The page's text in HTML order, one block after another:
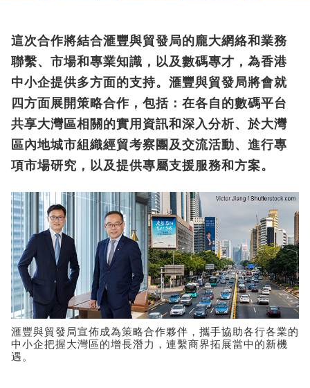
這次合作將結合滙豐與貿發局的龐大網絡和業務
聯繫、市場和專業知識，以及數碼專才，為香港
中小企提供多方面的支持。滙豐與貿發局將會就
四方面展開策略合作，包括：在各自的數碼平台
共享大灣區相關的實用資訊和深入分析、於大灣
區內地城市組織經貿考察團及交流活動、進行專
項市場研究，以及提供專屬支援服務和方案。
滙豐與貿發局宣佈成為策略合作夥伴，攜手協助各行各業的
中小企把握大灣區的增長潛力，連繫商界拓展當中的新機
遇。